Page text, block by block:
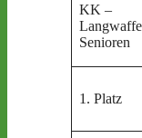
KK –
Langwaffe
Senioren
1. Platz